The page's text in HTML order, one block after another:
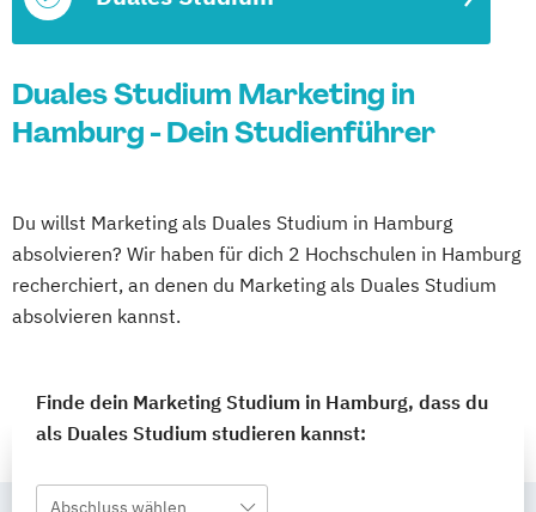
Duales Studium Marketing in
Hamburg - Dein Studienführer
Du willst Marketing als Duales Studium in Hamburg
absolvieren? Wir haben für dich 2 Hochschulen in Hamburg
recherchiert, an denen du Marketing als Duales Studium
absolvieren kannst.
Finde dein Marketing Studium in Hamburg, dass du
als Duales Studium studieren kannst:
Abschluss wählen